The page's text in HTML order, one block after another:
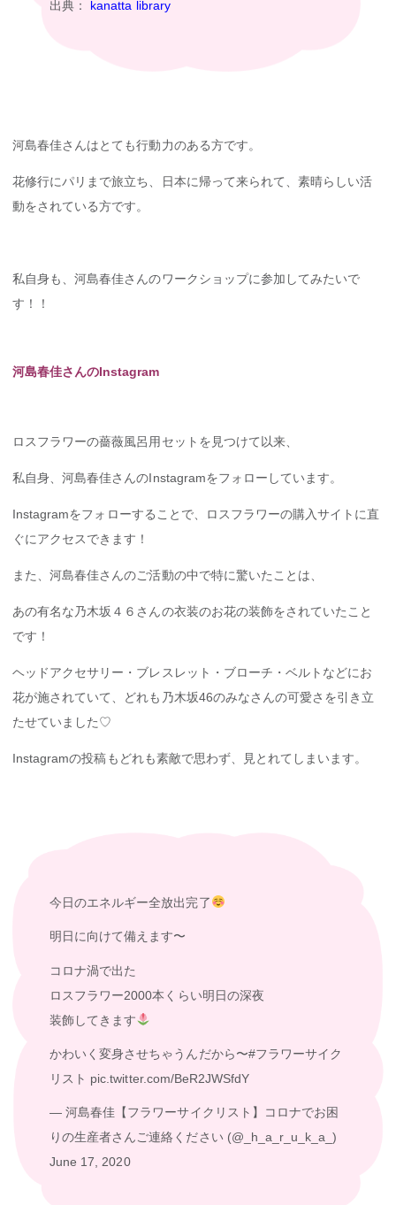
出典： kanatta library
河島春佳さんはとても行動力のある方です。
花修行にパリまで旅立ち、日本に帰って来られて、素晴らしい活
動をされている方です。
私自身も、河島春佳さんのワークショップに参加してみたいで
す！！
河島春佳さんのInstagram
ロスフラワーの薔薇風呂用セットを見つけて以来、
私自身、河島春佳さんのInstagramをフォローしています。
Instagramをフォローすることで、ロスフラワーの購入サイトに直
ぐにアクセスできます！
また、河島春佳さんのご活動の中で特に驚いたことは、
あの有名な乃木坂４６さんの衣装のお花の装飾をされていたこと
です！
ヘッドアクセサリー・ブレスレット・ブローチ・ベルトなどにお
花が施されていて、どれも乃木坂46のみなさんの可愛さを引き立
たせていました♡
Instagramの投稿もどれも素敵で思わず、見とれてしまいます。
今日のエネルギー全放出完了
明日に向けて備えます〜
コロナ渦で出た
ロスフラワー2000本くらい明日の深夜
装飾してきます
かわいく変身させちゃうんだから〜#フラワーサイク
リスト pic.twitter.com/BeR2JWSfdY
— 河島春佳【フラワーサイクリスト】コロナでお困
りの生産者さんご連絡ください (@_h_a_r_u_k_a_)
June 17, 2020